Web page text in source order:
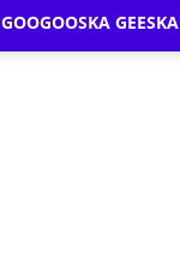
GOOGOOSKA GEESKA